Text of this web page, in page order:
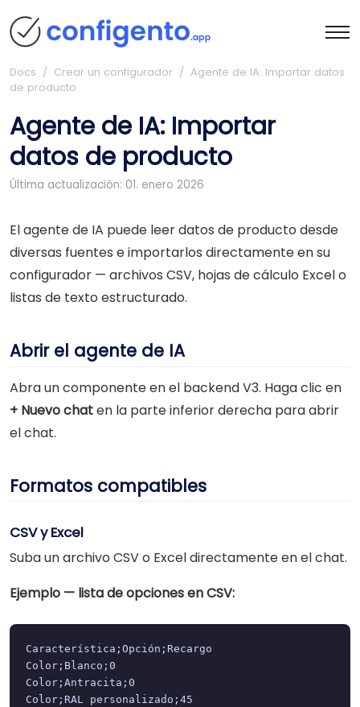
Docs / Crear un configurador / Agente de IA: Importar datos
de producto
Agente de IA: Importar
datos de producto
Última actualización: 01. enero 2026
El agente de IA puede leer datos de producto desde
diversas fuentes e importarlos directamente en su
configurador — archivos CSV, hojas de cálculo Excel o
listas de texto estructurado.
Abrir el agente de IA
Abra un componente en el backend V3. Haga clic en
+ Nuevo chaten la parte inferior derecha para abrir
el chat.
Formatos compatibles
CSV y Excel
Suba un archivo CSV o Excel directamente en el chat.
Ejemplo — lista de opciones en CSV:
Característica;Opción;Recargo
Color;Blanco;0
Color;Antracita;0
Color;RAL personalizado;45